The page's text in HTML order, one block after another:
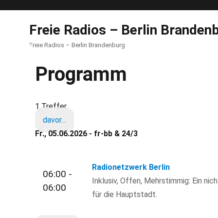
Freie Radios – Berlin
Freie Radios – Berlin Brandenburg
Programm
1 Treffer
davor…
Fr., 05.06.2026 - fr-bb & 24/3
06:00 -
06:00
Radionetzwerk Berlin
Inklusiv, Offen, Mehrstimmig: Ein
für die Hauptstadt.